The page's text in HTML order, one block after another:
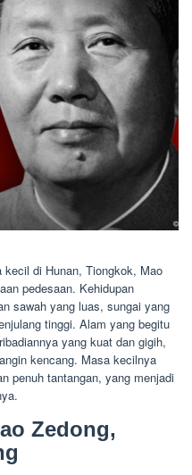
kecil di Hunan, Tiongkok, Mao
pedesaan. Kehidupan
sawah yang luas, sungai yang
tinggi. Alam yang begitu
yang kuat dan gigih,
kencang. Masa kecilnya
penuh tantangan, yang menjadi
Zedong,